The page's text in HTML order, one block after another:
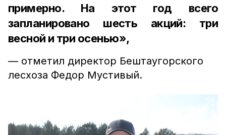
примерно. На этот год всего
запланировано шесть акций: три
весной и три осенью»,
— отметил директор Бештаугорского
лесхоза Федор Мустивый.